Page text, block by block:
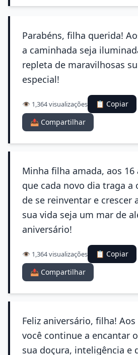
Parabéns, filha querida!
a caminhada seja
repleta de maravilhosas
especial!
👁️ 1,364 visualizações
📋 Copiar
📤 Compartilhar
Minha filha amada, aos 16
que cada novo dia traga
de se reinventar e crescer
sua vida seja um mar de
aniversário!
👁️ 1,364 visualizações
📋 Copiar
📤 Compartilhar
Feliz aniversário, filha!
você continue a encantar
sua doçura, inteligência e